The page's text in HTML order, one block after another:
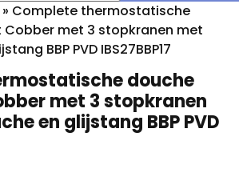
» Complete thermostatische
Cobber met 3 stopkranen met
BBP PVD IBS27BBP17
douche
met 3 stopkranen
en glijstang BBP PVD